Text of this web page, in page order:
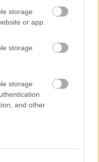
storage
or app.
storage
storage
and other
21/01/2012 21:57